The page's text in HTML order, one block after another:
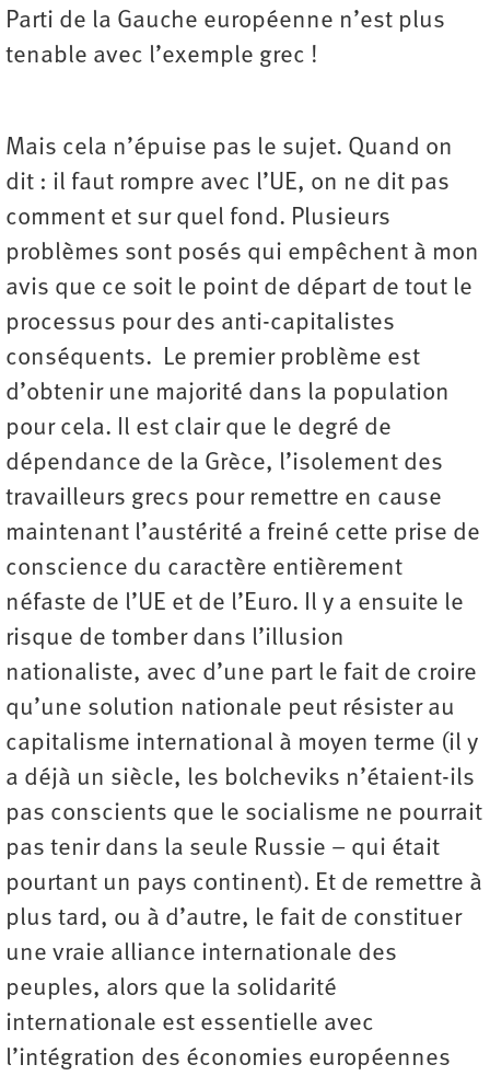
Parti de la Gauche européenne n’est plus
tenable avec l’exemple grec !
Mais cela n’épuise pas le sujet. Quand on
dit : il faut rompre avec l’UE, on ne dit pas
comment et sur quel fond. Plusieurs
problèmes sont posés qui empêchent à mon
avis que ce soit le point de départ de tout le
processus pour des anti-capitalistes
conséquents. Le premier problème est
d’obtenir une majorité dans la population
pour cela. Il est clair que le degré de
dépendance de la Grèce, l’isolement des
travailleurs grecs pour remettre en cause
maintenant l’austérité a freiné cette prise de
conscience du caractère entièrement
néfaste de l’UE et de l’Euro. Il y a ensuite le
risque de tomber dans l’illusion
nationaliste, avec d’une part le fait de croire
qu’une solution nationale peut résister au
capitalisme international à moyen terme (il y
a déjà un siècle, les bolcheviks n’étaient-ils
pas conscients que le socialisme ne pourrait
pas tenir dans la seule Russie – qui était
pourtant un pays continent). Et de remettre à
plus tard, ou à d’autre, le fait de constituer
une vraie alliance internationale des
peuples, alors que la solidarité
internationale est essentielle avec
l’intégration des économies européennes